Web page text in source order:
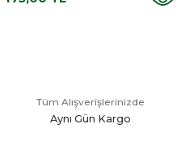
Tüm Alışverişlerinizde
Aynı Gün Kargo